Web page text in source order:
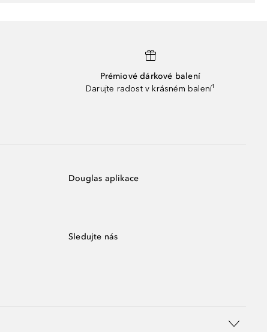
Prémiové dárkové balení
Darujte radost v krásném balení¹
Douglas aplikace
Sledujte nás